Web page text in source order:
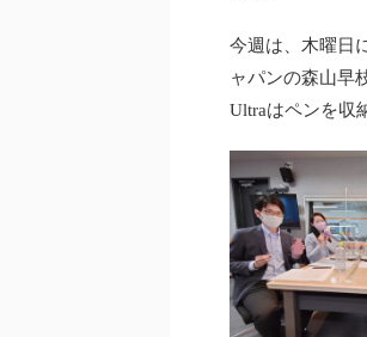
今週は、木曜日
ャパンの森山早
Ultraはペンを収